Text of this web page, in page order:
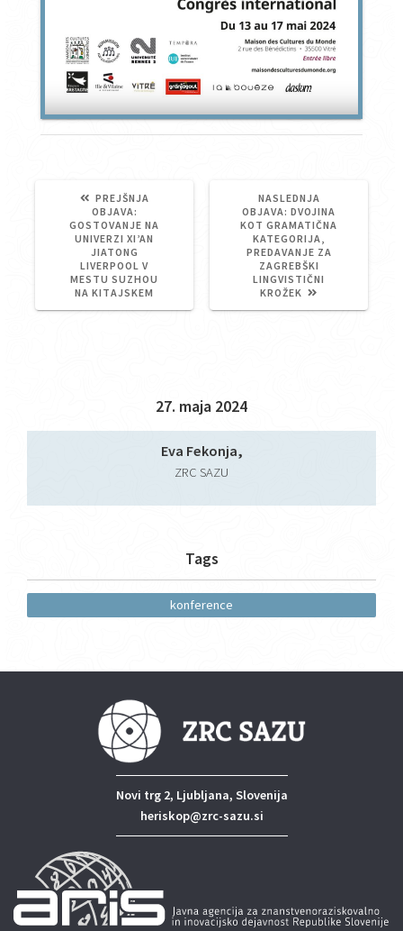
27. maja 2024
Eva Fekonja,
ZRC SAZU
Tags
konference
PREJŠNJA
OBJAVA:
OBJAVA:
GOSTOVANJE NA
UNIVERZI XI’AN
JIATONG
LIVERPOOL V
MESTU SUZHOU
NA KITAJSKEM
NASLEDNJA
OBJAVA: NASLEDNJA
OBJAVA:
DVOJINA
KOT GRAMATIČNA
KATEGORIJA,
PREDAVANJE ZA
ZAGREBŠKI
LINGVISTIČNI
KROŽEK
Novi trg 2, Ljubljana, Slovenija
heriskop@zrc-sazu.si